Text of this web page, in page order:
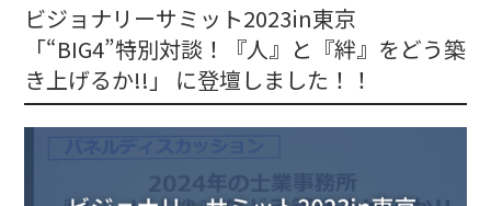
ビジョナリーサミット2023in東京
「“BIG4”特別対談！『人』と『絆』をどう築
き上げるか!!」 に登壇しました！！